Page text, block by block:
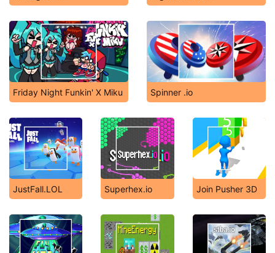
Friday Night Funkin' X Miku Spinner .io
JustFall.LOL Superhex.io Join Pusher 3D